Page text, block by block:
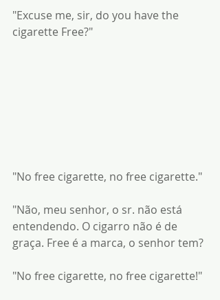
"Excuse me, sir, do you have the
cigarette Free?"
"No free cigarette, no free cigarette."
"Não, meu senhor, o sr. não está
entendendo. O cigarro não é de
graça. Free é a marca, o senhor tem?
"No free cigarette, no free cigarette!"